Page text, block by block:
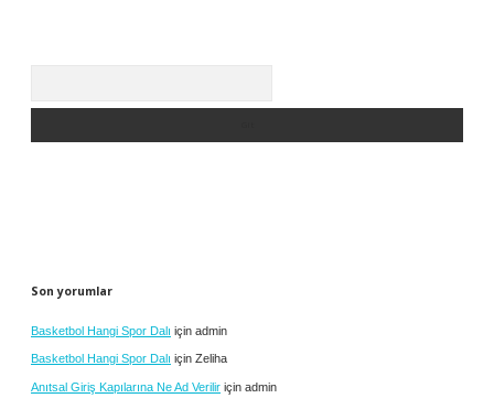
Son yorumlar
Basketbol Hangi Spor Dalı için admin
Basketbol Hangi Spor Dalı için Zeliha
Anıtsal Giriş Kapılarına Ne Ad Verilir için admin